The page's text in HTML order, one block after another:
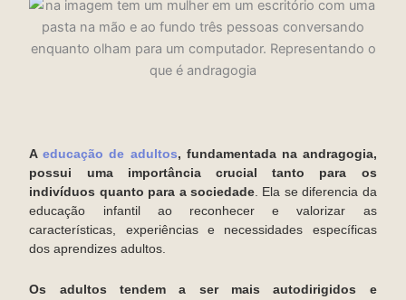
Aeducação de adultos, fundamentada na andragogia,
possui uma importância crucial tanto para os
indivíduos quanto para a sociedade . Ela se diferencia da
educação infantil ao reconhecer e valorizar as
características, experiências e necessidades específicas
dos aprendizes adultos.
Os adultos tendem a ser mais autodirigidos e